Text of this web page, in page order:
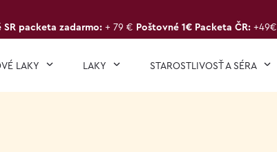
SR packeta zadarmo: + 79 € Poštovné 1€ Packeta ČR: +49€
LAKY LAKY STAROSTLIVOSŤ A SÉRA